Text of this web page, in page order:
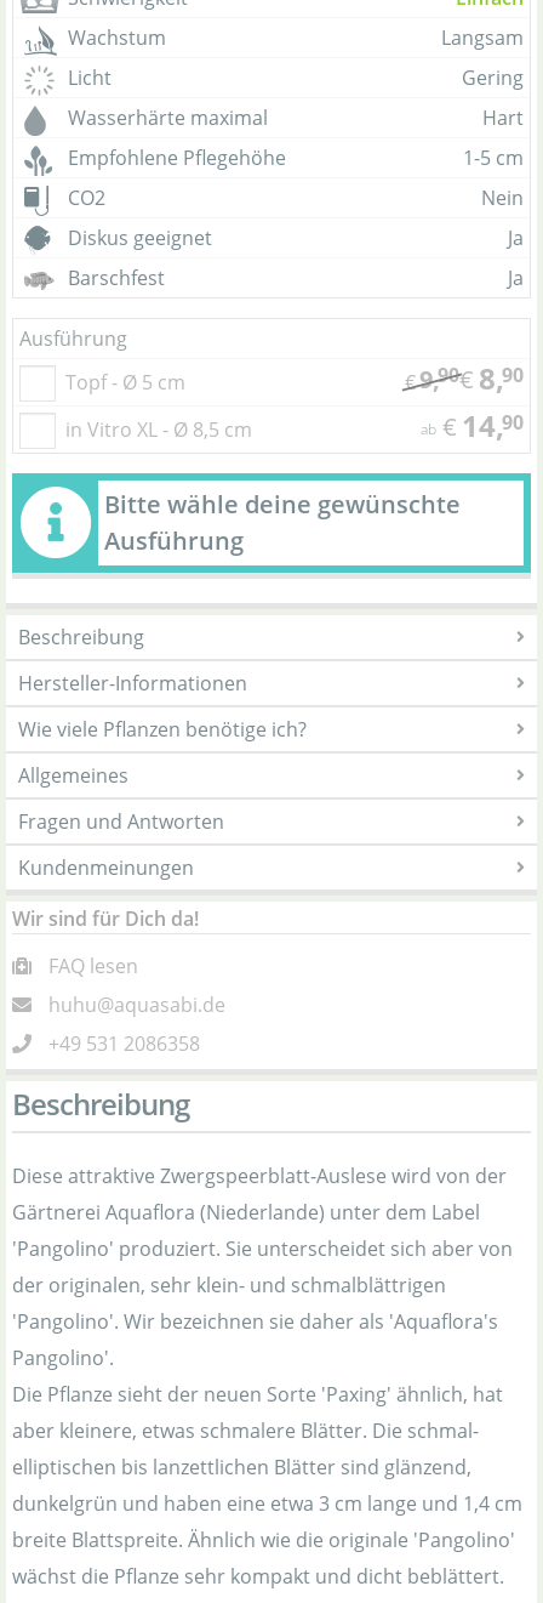
Wachstum
Langsam
Licht
Gering
Wasserhärte maximal
Hart
Empfohlene Pflegehöhe
1-5 cm
CO2
Nein
Diskus geeignet
Ja
Barschfest
Ja
Ausführung
Topf - Ø 5 cm
€9,90€ 8,90
in Vitro XL - Ø 8,5 cm ab € 14,90
Bitte wähle deine gewünschte
Ausführung
Beschreibung
Hersteller-Informationen
Wie viele Pflanzen benötige ich?
Allgemeines
Fragen und Antworten
Kundenmeinungen
Wir sind für Dich da!
FAQ lesen
huhu@aquasabi.de
+49 531 2086358
Beschreibung
Diese attraktive Zwergspeerblatt-Auslese wird von der
Gärtnerei Aquaflora (Niederlande) unter dem Label
'Pangolino' produziert. Sie unterscheidet sich aber von
der originalen, sehr klein- und schmalblättrigen
'Pangolino'. Wir bezeichnen sie daher als 'Aquaflora's
Pangolino'.
Die Pflanze sieht der neuen Sorte 'Paxing' ähnlich, hat
aber kleinere, etwas schmalere Blätter. Die schmal-
elliptischen bis lanzettlichen Blätter sind glänzend,
dunkelgrün und haben eine etwa 3 cm lange und 1,4 cm
breite Blattspreite. Ähnlich wie die originale 'Pangolino'
wächst die Pflanze sehr kompakt und dicht beblättert.